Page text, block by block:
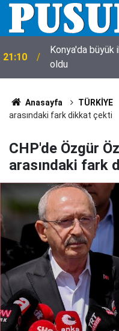
20:44 Konya'da 24
Anasayfa TÜRKİYE
arasındaki fark dikkat çekti
CHP'de Özgür
arasındaki fark